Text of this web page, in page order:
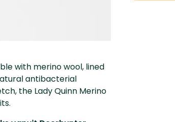
with merino wool, lined
antibacterial
the Lady Quinn Merino